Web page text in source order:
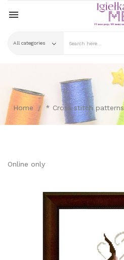

Home * Cross stitch patterns
Online only